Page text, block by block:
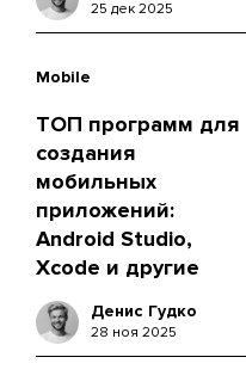
25 дек 2025
Mobile
ТОП программ для
создания
мобильных
приложений:
Android Studio,
Xcode и другие
Денис Гудко
28 ноя 2025